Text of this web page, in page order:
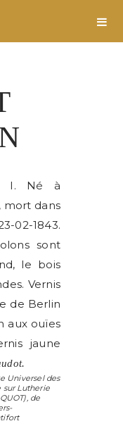
I. Né à
mort dans
1843.
sont
le bois
Vernis
de Berlin
aux ouïes
jaune
Universel des
sur Lutherie
), de